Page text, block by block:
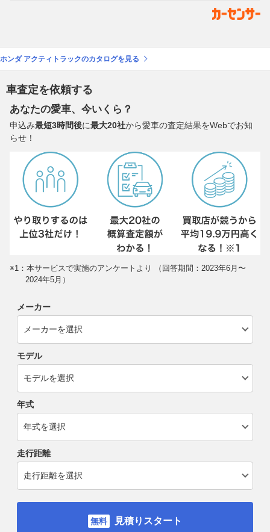
ホンダ アクティトラックのカタログを見る
車査定を依頼する
あなたの愛車、今いくら？
申込み最短3時間後に最大20社から愛車の査定結果をWebでお知
らせ！
※1：本サービスで実施のアンケートより （回答期間：2023年6月〜
2024年5月）
メーカー
モデル
年式
走行距離
見積りスタート